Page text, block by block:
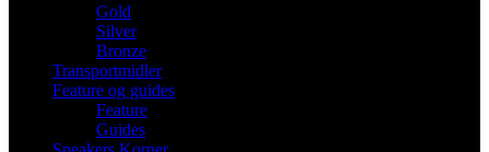
Gold
Silver
Bronze
Transportmidler
Feature og guides
Feature
Guides